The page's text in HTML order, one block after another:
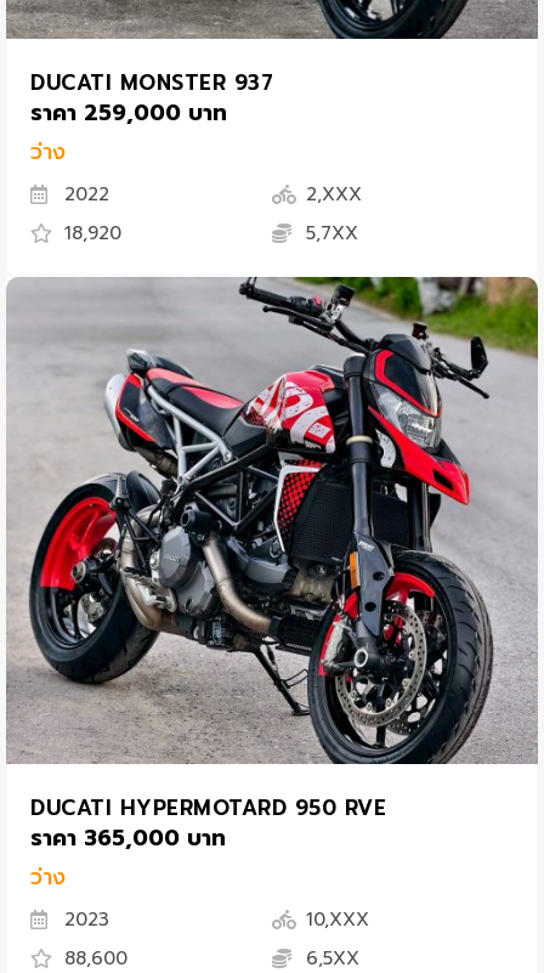
DUCATI MONSTER 937
ราคา 259,000 บาท
ว่าง
2022
2,XXX
18,920
5,7XX
DUCATI HYPERMOTARD 950 RVE
ราคา 365,000 บาท
ว่าง
2023
10,XXX
88,600
6,5XX